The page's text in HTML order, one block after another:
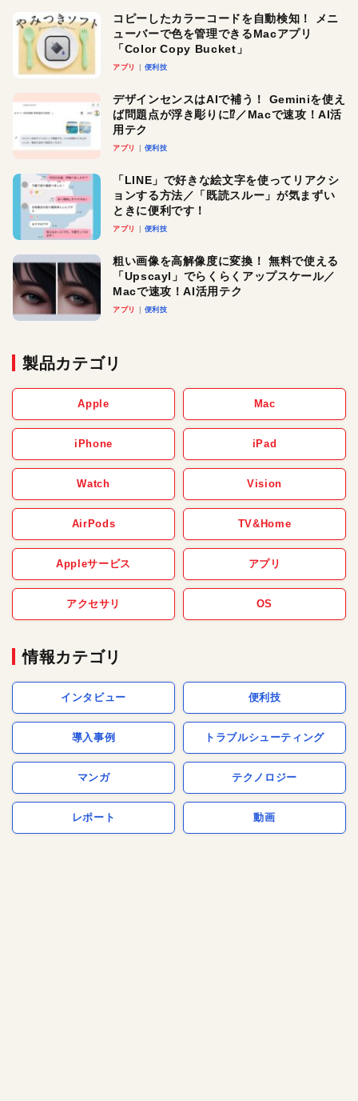
コピーしたカラーコードを自動検知！ メニ
ューバーで色を管理できるMacアプリ
「Color Copy Bucket」
アプリ 便利技
デザインセンスはAIで補う！ Geminiを使え
ば問題点が浮き彫りに⁉︎／Macで速攻！AI活
用テク
アプリ 便利技
「LINE」で好きな絵文字を使ってリアクシ
ョンする方法／「既読スルー」が気まずい
ときに便利です！
アプリ 便利技
粗い画像を高解像度に変換！ 無料で使える
「Upscayl」でらくらくアップスケール／
Macで速攻！AI活用テク
アプリ 便利技
製品カテゴリ
Apple Mac
iPhone iPad
Watch Vision
AirPods TV&Home
Appleサービス アプリ
アクセサリ OS
情報カテゴリ
インタビュー 便利技
導入事例 トラブルシューティング
マンガ テクノロジー
レポート 動画